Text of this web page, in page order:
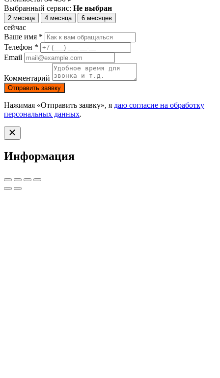
Выбранный сервис: Не выбран
2 месяца 4 месяца 6 месяцев
сейчас
Ваше имя *
Телефон *
Email
Комментарий
Отправить заявку
Нажимая «Отправить заявку», я даю согласие на обработку
персональных данных.
Информация